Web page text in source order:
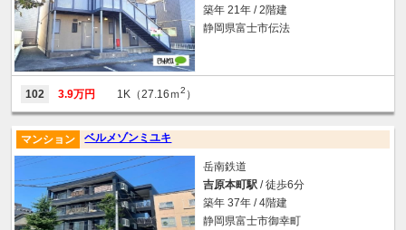
築年 21年 / 2階建
静岡県富士市伝法
102 3.9万円 1K（27.16ｍ2 ）
ベルメゾンミユキ
マンション
岳南鉄道
吉原本町駅 / 徒歩6分
築年 37年 / 4階建
静岡県富士市御幸町